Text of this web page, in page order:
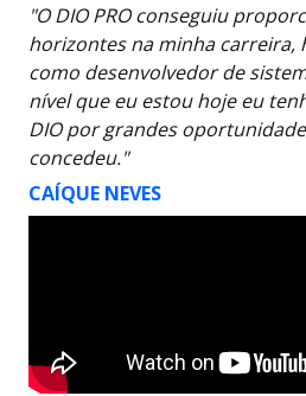
"O DIO PRO conseguiu
horizontes na minha carreira,
como desenvolvedor de
nível que eu estou hoje eu
DIO por grandes
concedeu."
CAÍQUE NEVES